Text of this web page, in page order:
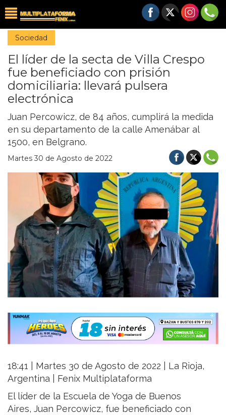
Sociedad
El líder de la secta de Villa Crespo
fue beneficiado con prisión
domiciliaria: llevará pulsera
electrónica
Juan Percowicz, de 84 años, cumplirá la medida
en su departamento de la calle Amenábar al
1500, en Belgrano.
Martes 30 de Agosto de 2022
18:41 | Martes 30 de Agosto de 2022 | La Rioja,
Argentina | Fenix Multiplataforma
El líder de la Escuela de Yoga de Buenos
Aires, Juan Percowicz, fue beneficiado con